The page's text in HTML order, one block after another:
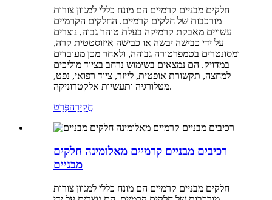
חלקים מבניים קרמיים הם מונח כללי למגוון צורות
מורכבות של חלקים קרמיים. החלקים הקרמיים
עשויים מאבקת קרמיקה בעלת טוהר גבוה, נוצרים
על ידי כבישה יבשה או כבישה איזוסטטית קרה,
ומסונטרים בטמפרטורה גבוהה, ולאחר מכן מעובדים
במדויק. הם נמצאים בשימוש נרחב בציוד מוליכים
למחצה, תקשורת אופטית, לייזר, ציוד רפואי, נפט,
מטלורגיה ותעשיות אלקטרוניקה.
חֲקִירָהפְּרָט
רכיבים מבניים קרמיים מאלומינה חלקים
מבניים
חלקים מבניים קרמיים הם מונח כללי למגוון צורות